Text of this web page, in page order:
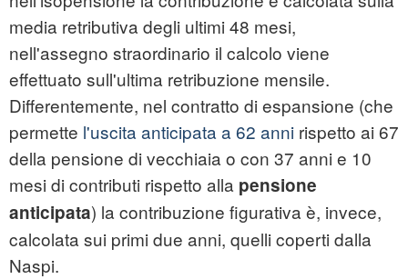
media retributiva degli ultimi 48 mesi,
nell'assegno straordinario il calcolo viene
effettuato sull'ultima retribuzione mensile.
Differentemente, nel contratto di espansione (che
permette l'uscita anticipata a 62 anni rispetto ai 67
della pensione di vecchiaia o con 37 anni e 10
mesi di contributi rispetto alla pensione
anticipata) la contribuzione figurativa è, invece,
calcolata sui primi due anni, quelli coperti dalla
Naspi.